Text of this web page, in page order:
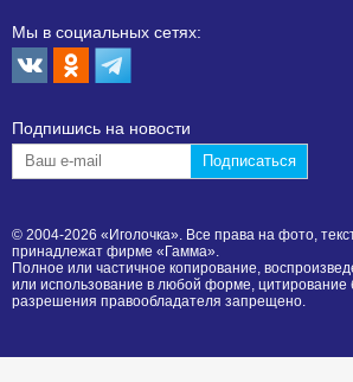
Мы в социальных сетях:
Подпишиcь на новости
© 2004-2026 «Иголочка». Все права на фото,
принадлежат фирме «Гамма».
Полное или частичное копирование,
или использование в любой форме, цитирование
разрешения правообладателя запрещено.